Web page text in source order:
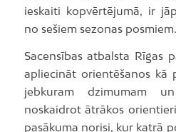
ieskaiti kopvērtējumā, ir
no sešiem sezonas posmiem.
Sacensības atbalsta Rīgas
apliecināt orientēšanos kā
jebkuram dzimumam
noskaidrot ātrākos
pasākuma norisi, kur katrā